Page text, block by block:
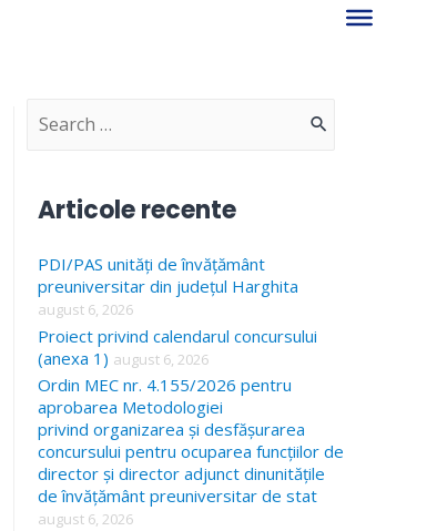
S
c
h
f
o
r
:
Articole recente
PDI/PAS unități de învățământ
preuniversitar din județul Harghita
august 6, 2026
Proiect privind calendarul concursului
(anexa 1) august 6, 2026
Ordin MEC nr. 4.155/2026 pentru
aprobarea Metodologiei
privind organizarea și desfășurarea
concursului pentru ocuparea funcțiilor de
director și director adjunct dinunitățile
de învățământ preuniversitar de stat
august 6, 2026